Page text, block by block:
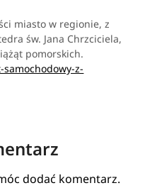
miasto w regionie, z
św. Jana Chrzciciela,
pomorskich.
z-
dodać komentarz.